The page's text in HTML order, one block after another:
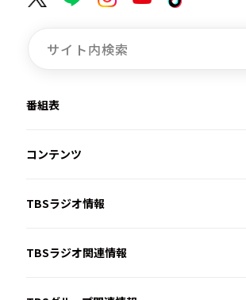
番組表
コンテンツ
TBSラジオ情報
TBSラジオ関連情報